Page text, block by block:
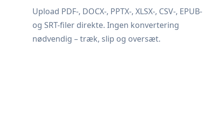
Upload PDF-, DOCX-, PPTX-, XLSX-, CSV-, EPUB-
og SRT-filer direkte. Ingen konvertering
nødvendig – træk, slip og oversæt.